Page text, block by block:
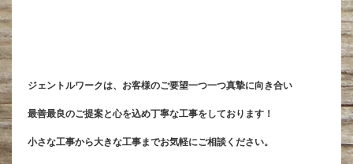
ジェントルワークは、お客様のご要望一つ一つ真摯に向き合い
最善最良のご提案と心を込め丁寧な工事をしております！
小さな工事から大きな工事までお気軽にご相談ください。